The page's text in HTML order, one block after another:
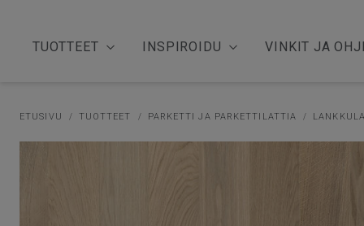
TUOTTEET INSPIROIDU VINKIT JA
ETUSIVU TUOTTEET PARKETTI JA PARKETTILATTIA